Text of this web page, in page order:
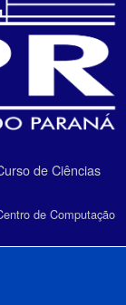
de Ciências
de Computação